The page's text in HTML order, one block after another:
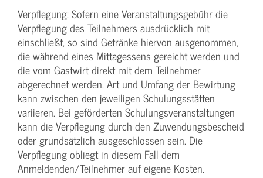
Verpflegung: Sofern eine Veranstaltungs­gebühr die
Verpflegung des Teilnehmers ausdrücklich mit
einschließt, so sind Getränke hiervon ausgenommen,
die während eines Mittagessens gereicht werden und
die vom Gastwirt direkt mit dem Teilnehmer
abgerechnet werden. Art und Umfang der Bewirtung
kann zwischen den jeweiligen Schulungsstätten
variieren. Bei geförderten Schulungs­veranstaltungen
kann die Verpflegung durch den Zuwendungs­bescheid
oder grundsätzlich ausgeschlossen sein. Die
Verpflegung obliegt in diesem Fall dem
Anmeldenden/­Teilnehmer auf eigene Kosten.